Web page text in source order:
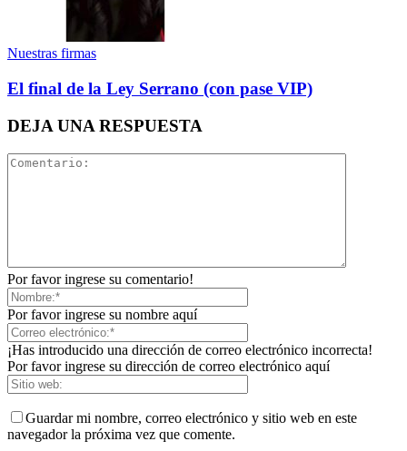
Nuestras firmas
El final de la Ley Serrano (con pase VIP)
DEJA UNA RESPUESTA
Por favor ingrese su comentario!
Por favor ingrese su nombre aquí
¡Has introducido una dirección de correo electrónico incorrecta!
Por favor ingrese su dirección de correo electrónico aquí
Guardar mi nombre, correo electrónico y sitio web en este
navegador la próxima vez que comente.